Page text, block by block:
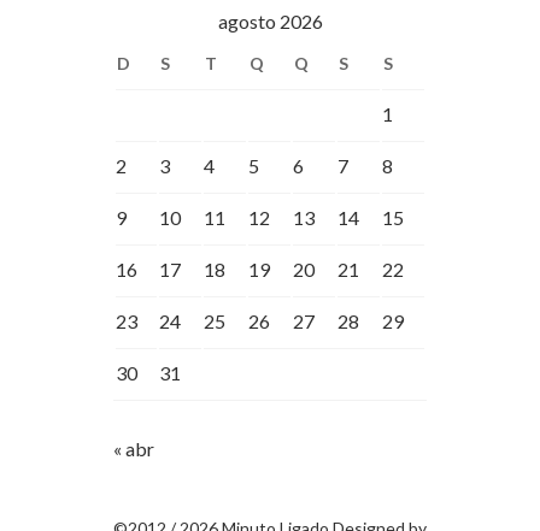
agosto 2026
D S T Q Q S S
1
2 3 4 5 6 7 8
9 10 11 12 13 14 15
16 17 18 19 20 21 22
23 24 25 26 27 28 29
30 31
« abr